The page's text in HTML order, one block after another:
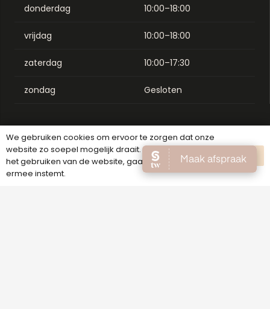
donderdag 10:00–18:00
vrijdag 10:00–18:00
zaterdag 10:00–17:30
zondag Gesloten
We gebruiken cookies om ervoor te zorgen dat onze
website zo soepel mogelijk draait. Als je doorgaat met
het gebruiken van de website, gaan we er vanuit dat
ermee instemt.
OK